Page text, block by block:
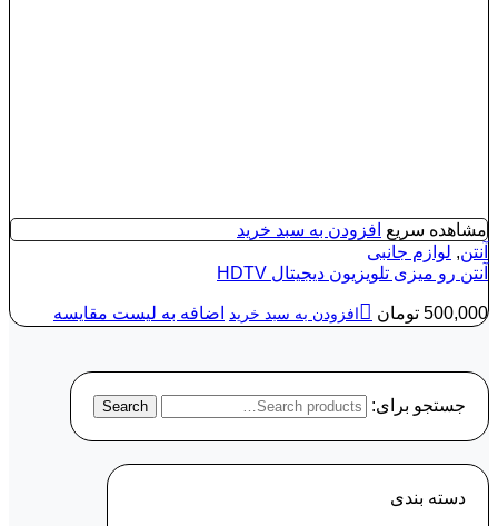
مشاهده سریع افزودن به سبد خرید
آنتن, لوازم جانبی
آنتن رو میزی تلویزیون دیجیتال HDTV
500,000 تومان افزودن به سبد خرید اضافه به لیست مقایسه
جستجو برای: Search
دسته‌ بندی